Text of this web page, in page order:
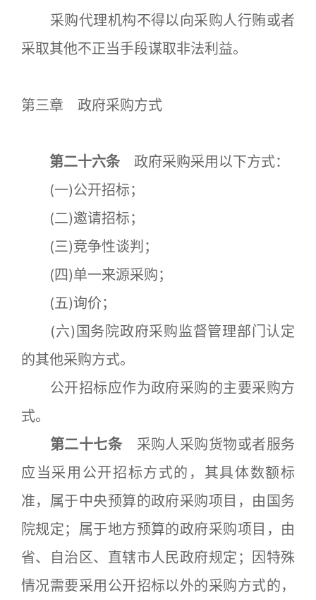
采购代理机构不得以向采购人行贿或者
采取其他不正当手段谋取非法利益。
第三章 政府采购方式
第二十六条 政府采购采用以下方式：
(一)公开招标；
(二)邀请招标；
(三)竞争性谈判；
(四)单一来源采购；
(五)询价；
(六)国务院政府采购监督管理部门认定
的其他采购方式。
公开招标应作为政府采购的主要采购方
式。
第二十七条 采购人采购货物或者服务
应当采用公开招标方式的，其具体数额标
准，属于中央预算的政府采购项目，由国务
院规定；属于地方预算的政府采购项目，由
省、自治区、直辖市人民政府规定；因特殊
情况需要采用公开招标以外的采购方式的，